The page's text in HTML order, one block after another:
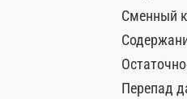
Сменный
Перепад